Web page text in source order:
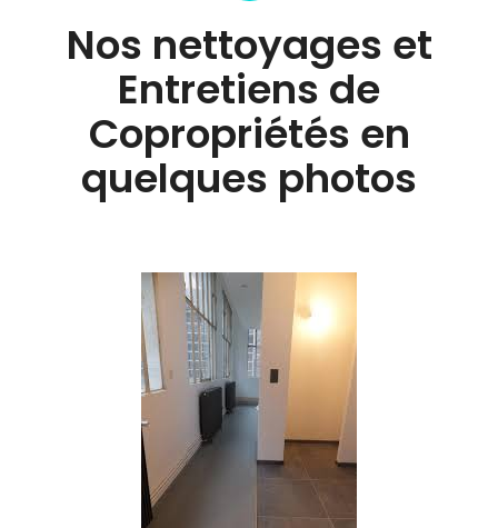
Nos nettoyages et
Entretiens de
Copropriétés en
quelques photos